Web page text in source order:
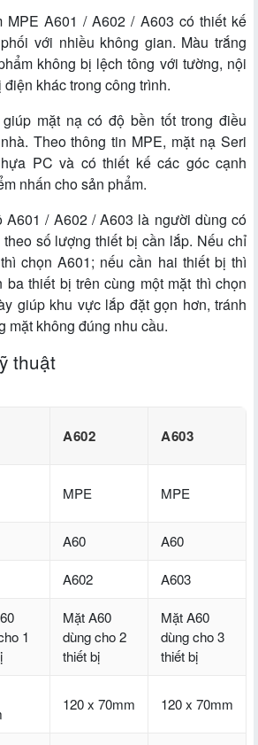
MPE A601 / A602 / A603 có thiết kế
với nhiều không gian. Màu trắng
không bị lệch tông với tường, nội
khác trong công trình.
mặt nạ có độ bền tốt trong điều
Theo thông tin MPE, mặt nạ Seri
PC và có thiết kế các góc cạnh
nhấn cho sản phẩm.
/ A602 / A603 là người dùng có
số lượng thiết bị cần lắp. Nếu chỉ
chọn A601; nếu cần hai thiết bị thì
ba thiết bị trên cùng một mặt thì chọn
giúp khu vực lắp đặt gọn hơn, tránh
mặt không đúng nhu cầu.
thuật
A602 A603
MPE MPE
A60 A60
A602 A603
1
Mặt A60
dùng cho 2
thiết bị
Mặt A60
dùng cho 3
thiết bị
120 x 70mm 120 x 70mm